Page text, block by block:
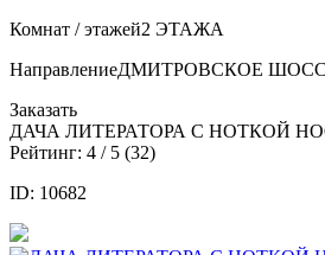
Комнат / этажей2 ЭТАЖА
НаправлениеДМИТРОВСКОЕ
Заказать
ДАЧА ЛИТЕРАТОРА С НОТКОЙ
Рейтинг: 4 / 5 (32)
ID: 10682